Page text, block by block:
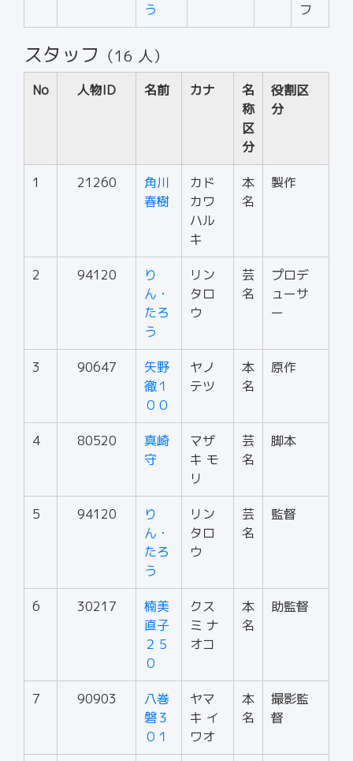
う
フ
スタッフ （16 人）
No 人物ID 名前 カナ
名
称
区
分
役割区
分
1 21260
角川
春樹
カド
カワ
ハル
キ
本
名
製作
2 94120
り
ん・
たろ
う
リン
タロ
ウ
芸
名
プロデ
ューサ
ー
3 90647
矢野
徹１
００
ヤノ
テツ
本
名
原作
4 80520
真崎
守
マザ
キ モ
リ
芸
名
脚本
5 94120
り
ん・
たろ
う
リン
タロ
ウ
芸
名
監督
6 30217
楠美
直子
２５
０
クス
ミ ナ
オコ
本
名
助監督
7 90903
八巻
磐３
０１
ヤマ
キ イ
ワオ
本
名
撮影監
督